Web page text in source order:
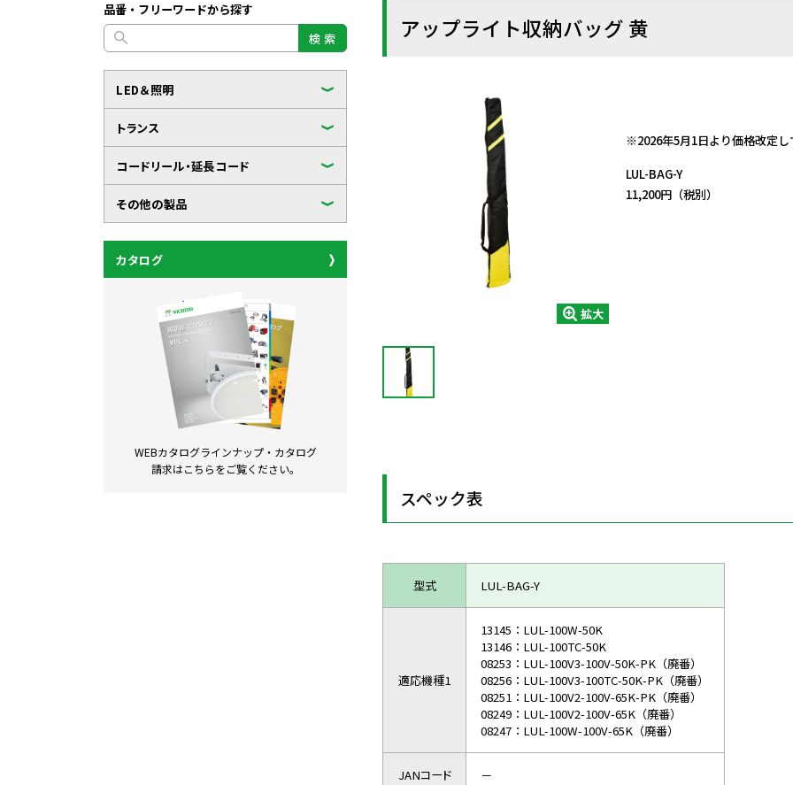
品番・フリーワードから探す
検 索
LED＆照明
トランス
コードリール・延長コード
その他の製品
カタログ
WEBカタログラインナップ・ カタログ
請求はこちらをご覧ください。
アップライト収納バッグ 黄
拡大
※2026年5月1日より価格改定し
LUL-BAG-Y
11,200円（税別）
スペック表
型式 LUL-BAG-Y
適応機種1
13145：LUL-100W-50K
13146：LUL-100TC-50K
08253：LUL-100V3-100V-50K-PK（廃番）
08256：LUL-100V3-100TC-50K-PK（廃番）
08251：LUL-100V2-100V-65K-PK（廃番）
08249：LUL-100V2-100V-65K（廃番）
08247：LUL-100W-100V-65K（廃番）
JANコード －